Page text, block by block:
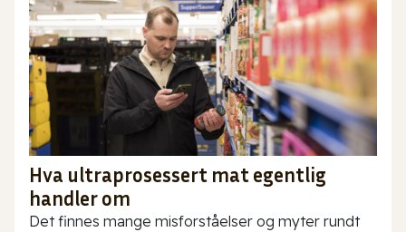
Hva ultraprosessert mat egentlig
handler om
Det finnes mange misforståelser og myter rundt